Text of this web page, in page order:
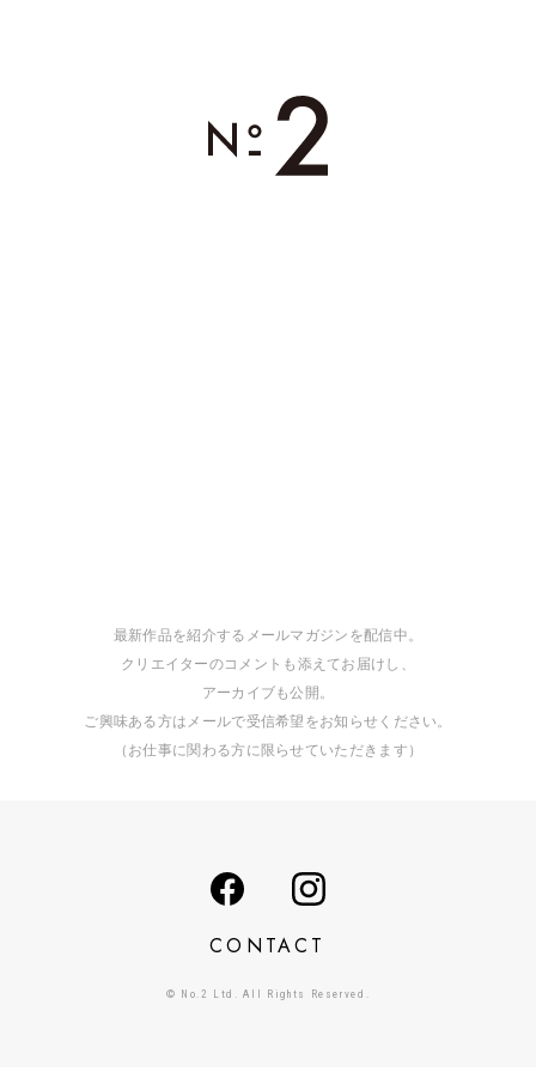
最新作品を紹介するメールマガジンを配信中。
クリエイターのコメントも添えてお届けし、
アーカイブも公開。
ご興味ある方はメールで受信希望をお知らせください。
（お仕事に関わる方に限らせていただきます）
CONTACT
© No.2 Ltd. All Rights Reserved.